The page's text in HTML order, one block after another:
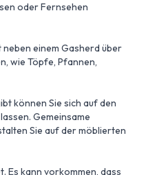
oder Fernsehen
einem Gasherd über
wie Töpfe, Pfannen,
können Sie sich auf den
Gemeinsame
Sie auf der möblierten
Es kann vorkommen, dass